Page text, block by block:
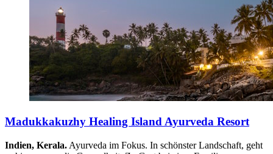
Madukkakuzhy Healing Island Ayurveda Resort
Indien, Kerala. Ayurveda im Fokus. In schönster Landschaft, geht